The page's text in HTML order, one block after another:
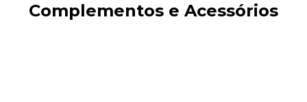
Complementos e Acessórios